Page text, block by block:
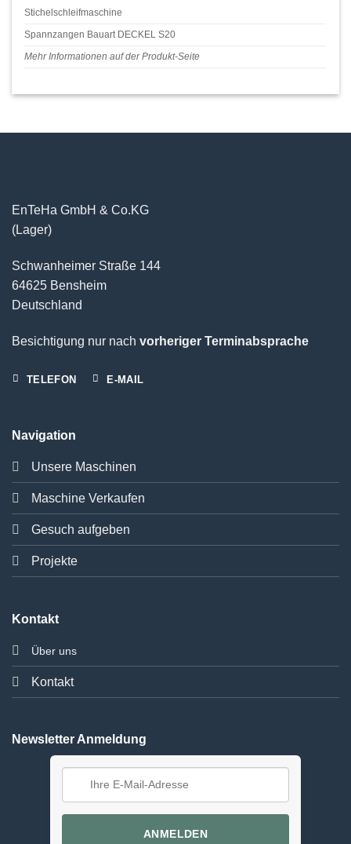
Stichelschleifmaschine
Spannzangen Bauart DECKEL S20
Mehr Informationen auf der Produkt-Seite
EnTeHa GmbH & Co.KG
(Lager)
Schwanheimer Straße 144
64625 Bensheim
Deutschland
Besichtigung nur nach vorheriger Terminabsprache
TELEFON E-MAIL
Navigation
Unsere Maschinen
Maschine Verkaufen
Gesuch aufgeben
Projekte
Kontakt
Über uns
Kontakt
Newsletter Anmeldung
ANMELDEN